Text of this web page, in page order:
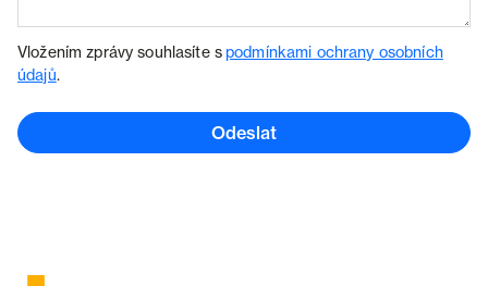
Vložením zprávy souhlasíte spodmínkami ochrany osobních
údajů.
Odeslat